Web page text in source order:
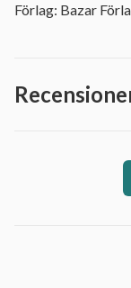
Förlag: Bazar